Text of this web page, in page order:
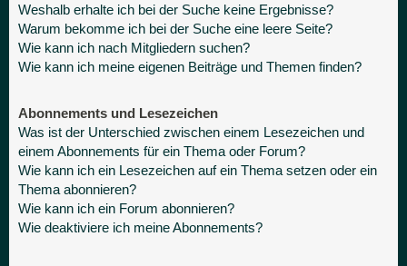
Weshalb erhalte ich bei der Suche keine Ergebnisse?
Warum bekomme ich bei der Suche eine leere Seite?
Wie kann ich nach Mitgliedern suchen?
Wie kann ich meine eigenen Beiträge und Themen finden?
Abonnements und Lesezeichen
Was ist der Unterschied zwischen einem Lesezeichen und
einem Abonnements für ein Thema oder Forum?
Wie kann ich ein Lesezeichen auf ein Thema setzen oder ein
Thema abonnieren?
Wie kann ich ein Forum abonnieren?
Wie deaktiviere ich meine Abonnements?